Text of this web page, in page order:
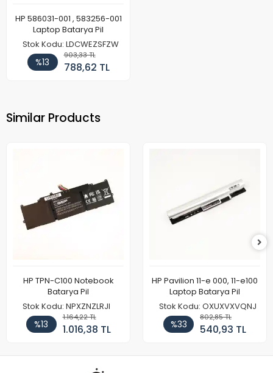
HP 586031-001 , 583256-001
Laptop Batarya Pil
Stok Kodu: LDCWEZSFZW
%13
903,33 TL
788,62 TL
Similar Products
HP TPN-C100 Notebook
Batarya Pil
Stok Kodu: NPXZNZLRJI
%13
1.164,22 TL
1.016,38 TL
HP Pavilion 11-e 000, 11-e100
Laptop Batarya Pil
Stok Kodu: OXUXVXVQNJ
%33
802,85 TL
540,93 TL